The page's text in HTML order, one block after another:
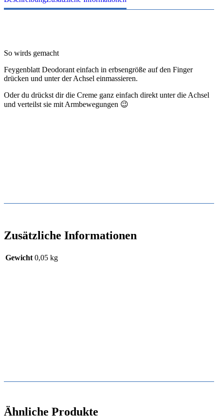
So wirds gemacht
Feygenblatt Deodorant einfach in erbsengröße auf den Finger
drücken und unter der Achsel einmassieren.
Oder du drückst dir die Creme ganz einfach direkt unter die Achsel
und verteilst sie mit Armbewegungen 😉
Zusätzliche Informationen
Gewicht 0,05 kg
Ähnliche Produkte